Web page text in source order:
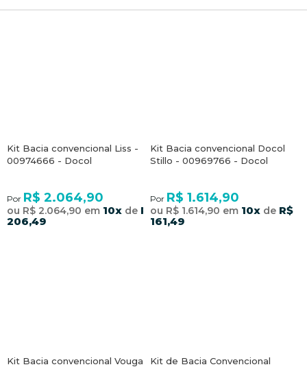
Kit Bacia convencional Liss -
00974666 - Docol
Por R$ 2.064,90
ou R$ 2.064,90 em 10xde R$
206,49
Kit Bacia convencional Docol
Stillo - 00969766 - Docol
Por R$ 1.614,90
ou R$ 1.614,90 em 10xde R$
161,49
Kit Bacia convencional Vougan -Kit de Bacia Convencional